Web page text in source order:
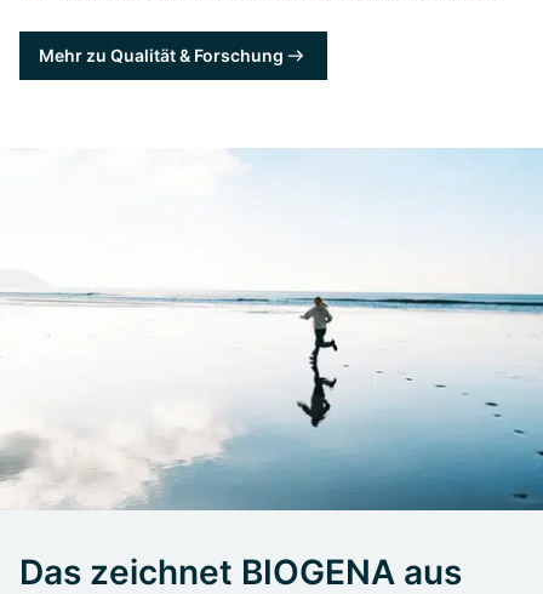
Mehr zu Qualität & Forschung
Das zeichnet BIOGENA aus